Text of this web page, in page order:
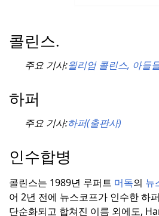
콜린스.
주요 기사:윌리엄 콜린스, 아들
하퍼
주요 기사:하퍼(출판사)
인수합병
콜린스는 1989년 루퍼트 머독의 뉴
어 2년 전에 뉴스코프가 인수한 하
단순화되고 합쳐진 이름 외에도,